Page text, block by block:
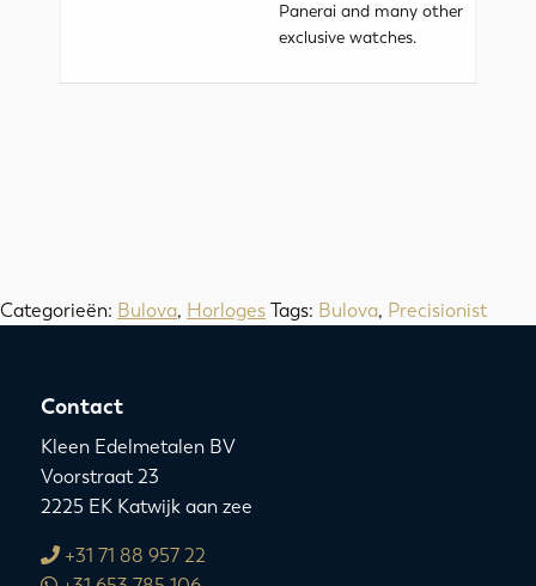
Panerai and many other
exclusive watches.
Categorieën: Bulova, Horloges Tags: Bulova, Precisionist
Contact
Kleen Edelmetalen BV
Voorstraat 23
2225 EK Katwijk aan zee
+31 71 88 957 22